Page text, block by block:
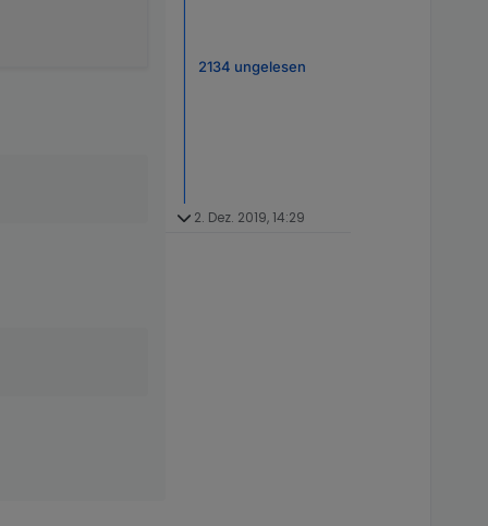
2134 ungelesen
2. Dez. 2019, 14:29